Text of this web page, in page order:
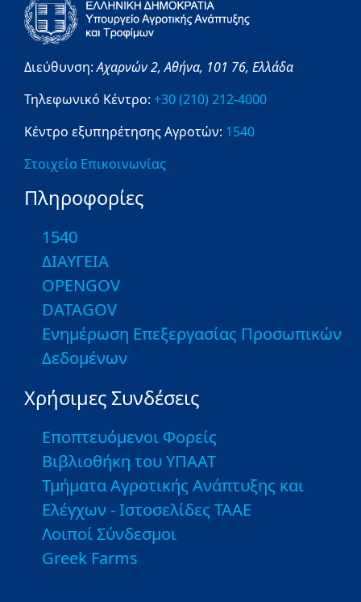
Διεύθυνση:Αχαρνών 2,Αθήνα, 101 76, Ελλάδα
Τηλεφωνικό Κέντρο: +30 (210) 212-4000
Κέντρο εξυπηρέτησης Αγροτών: 1540
Στοιχεία Επικοινωνίας
Πληροφορίες
1540
ΔΙΑΥΓΕΙΑ
OPENGOV
DATAGOV
Ενημέρωση Επεξεργασίας Προσωπικών
Δεδομένων
Χρήσιμες Συνδέσεις
Εποπτευόμενοι Φορείς
Βιβλιοθήκη του ΥΠΑΑΤ
Τμήματα Αγροτικής Ανάπτυξης και
Ελέγχων - Ιστοσελίδες ΤΑΑΕ
Λοιποί Σύνδεσμοι
Greek Farms